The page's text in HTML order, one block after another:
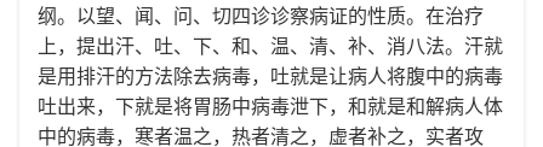
纲。以望、闻、问、切四诊诊察病证的性质。在治疗
上，提出汗、吐、下、和、温、清、补、消八法。汗就
是用排汗的方法除去病毒，吐就是让病人将腹中的病毒
吐出来，下就是将胃肠中病毒泄下，和就是和解病人体
中的病毒，寒者温之，热者清之，虚者补之，实者攻